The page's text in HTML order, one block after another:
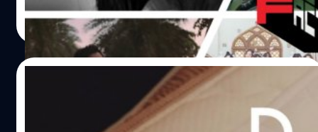
แล้วมีความหวังและกำลังใจ (ถึงแม้จะแปลเนื้อเพลงไม่ได้
ก็ตาม)…
ส่งอรรถรสให้อิ่มเต็มในอีกทิศทางหนึ่งด้วยเหมือนกัน ในปีนี้มี
หลาย MV เลยที่มีความสดใหม่ทั้งในการเล่าเรื่อง รูปแบบ
เนื้อหา โดดเด่นแตกต่างกันออกไป การพยายามคัดออกมาว่า
MV ไหนดี MV ไหนโดน นั้นถือเป็นเรื่องยาก และด้วยความที่
ตั้งใจจะกำหนดกรอบเอาไว้แค่ที่ 10 เพลงทำให้ในลิสต์นี้อาจ
ตกหล่น MV ดีๆไปหลายเพลงเลย จึงต้องขออภัยมา ณ ที่นี้
ด้วยนะครับ หากอ่านแล้วก็มาแชร์กันนะครับว่าสำหรับปีนี้
ธีรพงศ์ เสรีสำราญ | 2775 days ago
Read More
แนะนำ 9 MV เพลงไทยใหม่ปลายเดือน